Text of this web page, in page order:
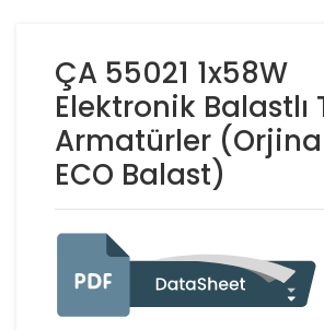
ÇA 55021 1x58W
Elektronik Balastlı
Armatürler
ECO Balast)